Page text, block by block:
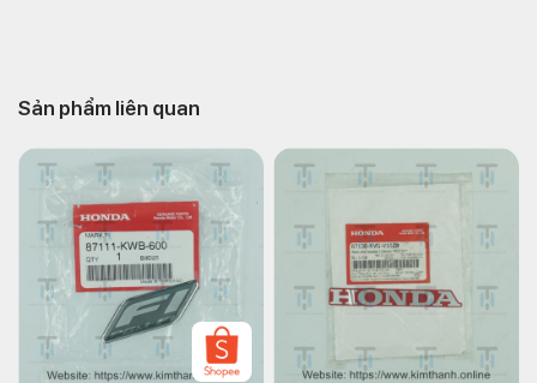
Sản phẩm liên quan